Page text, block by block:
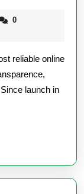
Betting
Across
Asia
0
reliable online
launch in